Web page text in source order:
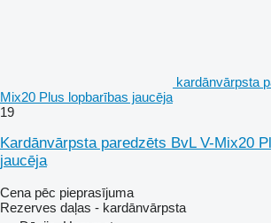
kardānvārpsta
Mix20 Plus lopbarības jaucēja
19
Kardānvārpsta paredzēts BvL V-Mix20
jaucēja
Cena pēc pieprasījuma
Rezerves daļas - kardānvārpsta